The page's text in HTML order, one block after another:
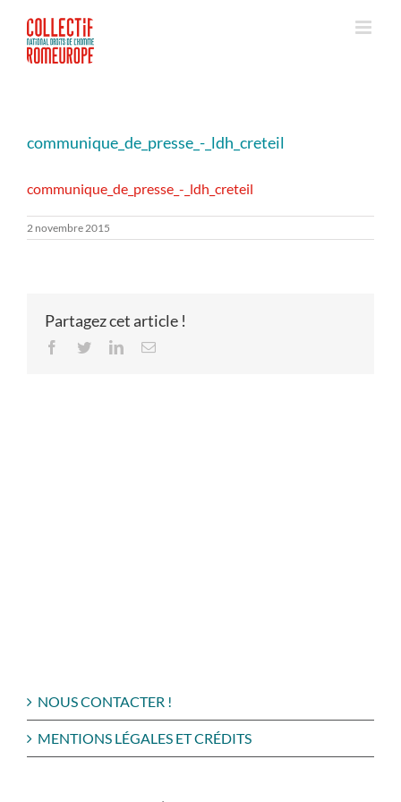
contenu
communique_de_presse_-_ldh_creteil
communique_de_presse_-_ldh_creteil
2 novembre 2015
Partagez cet article !
Facebook
TwitterLinkedInEmail
NOUS CONTACTER !
MENTIONS LÉGALES ET CRÉDITS